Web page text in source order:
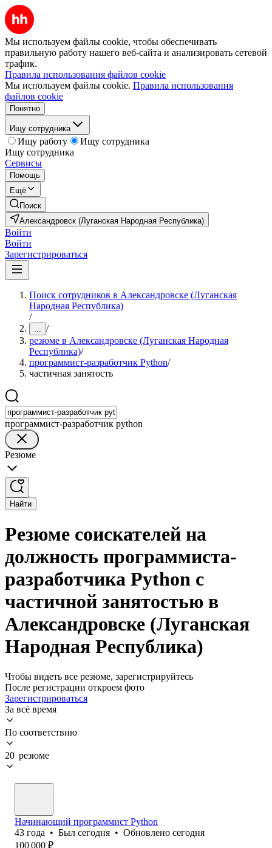
Мы используем файлы cookie, чтобы обеспечивать
правильную работу нашего веб-сайта и анализировать сетевой
трафик.
Правила использования файлов cookie
Мы используем файлы cookie. Правила использования
файлов cookie
Понятно
Ищу сотрудника
Ищу работу
Ищу сотрудника
Ищу сотрудника
Сервисы
Помощь
Ещё
Поиск
Александровск (Луганская Народная Республика)
Войти
Войти
Зарегистрироваться
Поиск сотрудников в Александровске (Луганская
Народная Республика)
/
... /
резюме в Александровске (Луганская Народная
Республика)/
программист-разработчик Python/
частичная занятость
программист-разработчик python
Резюме
Найти
Резюме соискателей на
должность программиста-
разработчика Python с
частичной занятостью в
Александровске (Луганская
Народная Республика)
Чтобы видеть все резюме, зарегистрируйтесь
После регистрации откроем фото
Зарегистрироваться
За всё время
По соответствию
20 резюме
Начинающий программист Python
43 года • Был сегодня • Обновлено сегодня
100 000 ₽